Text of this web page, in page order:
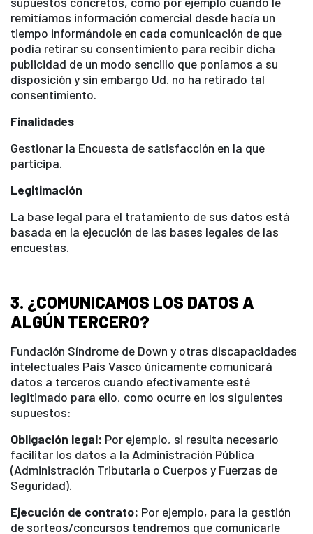
remitíamos información comercial desde hacía un
tiempo informándole en cada comunicación de que
podía retirar su consentimiento para recibir dicha
publicidad de un modo sencillo que poníamos a su
disposición y sin embargo Ud. no ha retirado tal
consentimiento.
Finalidades
Gestionar la Encuesta de satisfacción en la que
participa.
Legitimación
La base legal para el tratamiento de sus datos está
basada en la ejecución de las bases legales de las
encuestas.
3. ¿COMUNICAMOS LOS DATOS A
ALGÚN TERCERO?
Fundación Síndrome de Down y otras discapacidades
intelectuales País Vasco únicamente comunicará
datos a terceros cuando efectivamente esté
legitimado para ello, como ocurre en los siguientes
supuestos:
Obligación legal: Por ejemplo, si resulta necesario
facilitar los datos a la Administración Pública
(Administración Tributaria o Cuerpos y Fuerzas de
Seguridad).
Ejecución de contrato: Por ejemplo, para la gestión
de sorteos/concursos tendremos que comunicarle